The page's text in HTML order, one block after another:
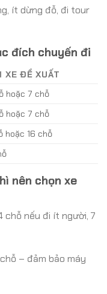
ít dừng đỗ, đi tour
đích chuyến đi
XE ĐỀ XUẤT
hoặc 7 chỗ
hoặc 7 chỗ
hoặc 16 chỗ
nên chọn xe
chỗ nếu đi ít người, 7
– đảm bảo máy